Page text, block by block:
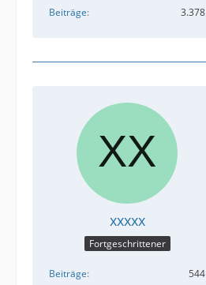
Beiträge 3.378
xxxxx
Fortgeschrittener
Beiträge 544